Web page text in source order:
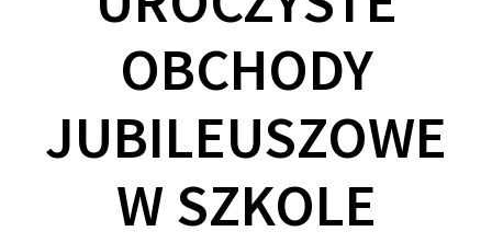
OBCHODY
JUBILEUSZOWE
W SZKOLE